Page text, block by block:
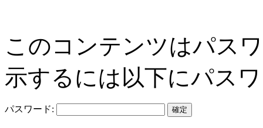
このコンテンツはパス
示するには以下にパス
パスワード: